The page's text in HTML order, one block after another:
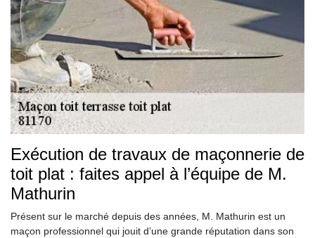
Exécution de travaux de maçonnerie de
toit plat : faites appel à l’équipe de M.
Mathurin
Présent sur le marché depuis des années, M. Mathurin est un
maçon professionnel qui jouit d’une grande réputation dans son